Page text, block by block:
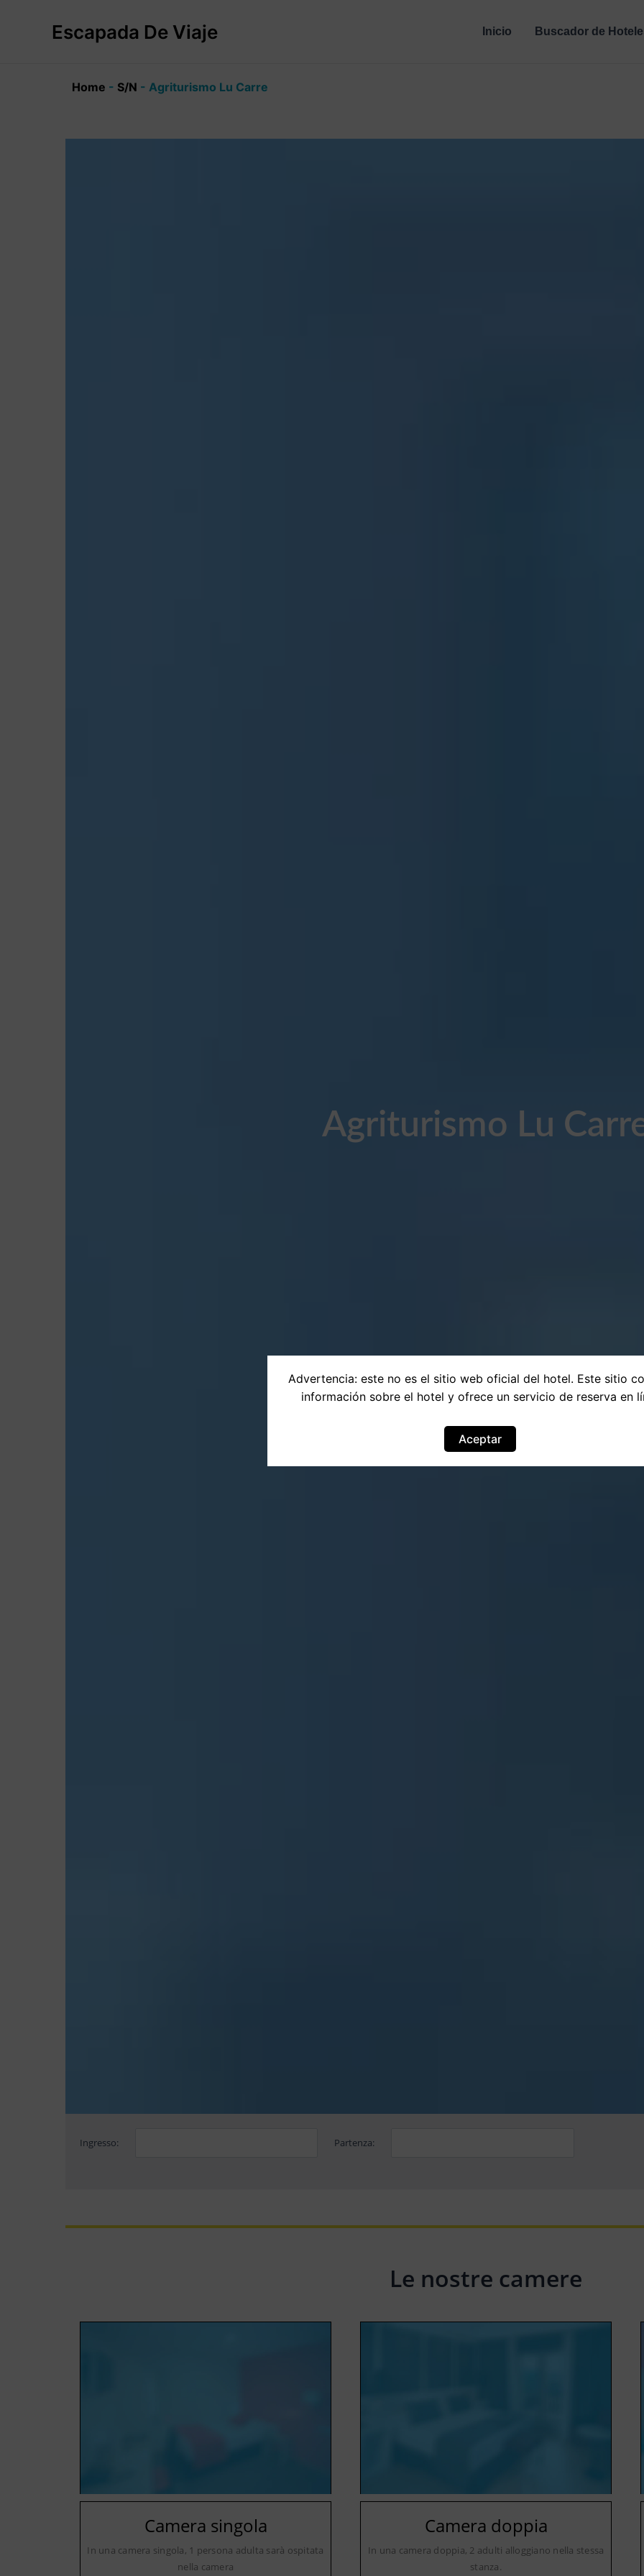
Escapada De Viaje Inicio Buscador de
Home - S/N - Agriturismo Lu Carre
Agriturismo Lu
Ingresso: Partenza:
Le nostre camere
Camera singola
In una camera singola, 1 persona adulta sarà ospitata
nella camera
Camera doppia
In una camera doppia, 2 adulti alloggiano nella stessa
stanza.
Advertencia: este no es el sitio web oficial del hotel. Este sitio
información sobre el hotel y ofrece un servicio de reserva en
Aceptar